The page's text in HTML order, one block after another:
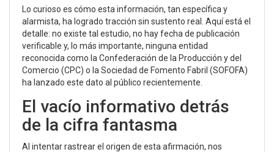
Lo curioso es cómo esta información, tan específica y
alarmista, ha logrado tracción sin sustento real. Aquí está el
detalle: no existe tal estudio, no hay fecha de publicación
verificable y, lo más importante, ninguna entidad
reconocida como la Confederación de la Producción y del
Comercio (CPC) o la Sociedad de Fomento Fabril (SOFOFA)
ha lanzado este dato al público recientemente.
El vacío informativo detrás
de la cifra fantasma
Al intentar rastrear el origen de esta afirmación, nos